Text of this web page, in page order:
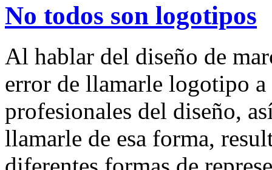
No todos son logotipos
Al hablar del diseño de
error de llamarle logotipo
profesionales del diseño,
llamarle de esa forma,